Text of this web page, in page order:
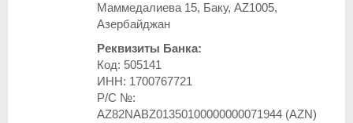
Маммедалиева 15, Баку, АZ1005,
Азербайджан
Реквизиты Банка:
Код: 505141
ИНН: 1700767721
Р/С №:
AZ82NABZ01350100000000071944 (AZN)